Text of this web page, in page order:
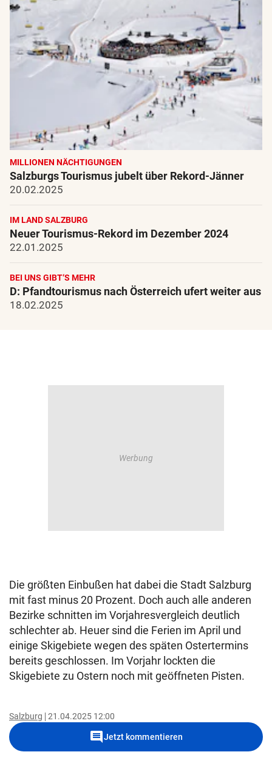
MILLIONEN NÄCHTIGUNGEN
Salzburgs Tourismus jubelt über Rekord-Jänner
20.02.2025
IM LAND SALZBURG
Neuer Tourismus-Rekord im Dezember 2024
22.01.2025
BEI UNS GIBT‘S MEHR
D: Pfandtourismus nach Österreich ufert weiter aus
18.02.2025
Die größten Einbußen hat dabei die Stadt Salzburg
mit fast minus 20 Prozent. Doch auch alle anderen
Bezirke schnitten im Vorjahresvergleich deutlich
schlechter ab. Heuer sind die Ferien im April und
einige Skigebiete wegen des späten Ostertermins
bereits geschlossen. Im Vorjahr lockten die
Skigebiete zu Ostern noch mit geöffneten Pisten.
Salzburg 21.04.2025 12:00
commentJetzt kommentieren